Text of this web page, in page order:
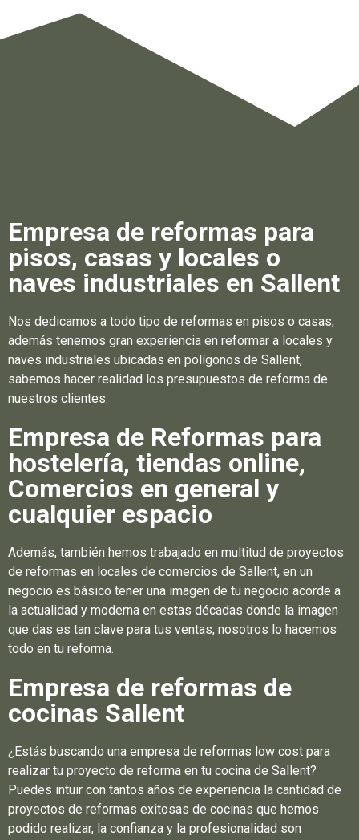
Empresa de reformas para
pisos, casas y locales o
naves industriales en Sallent
Nos dedicamos a todo tipo de reformas en pisos o casas,
además tenemos gran experiencia en reformar a locales y
naves industriales ubicadas en polígonos de Sallent,
sabemos hacer realidad los presupuestos de reforma de
nuestros clientes.
Empresa de Reformas para
hostelería, tiendas online,
Comercios en general y
cualquier espacio
Además, también hemos trabajado en multitud de proyectos
de reformas en locales de comercios de Sallent, en un
negocio es básico tener una imagen de tu negocio acorde a
la actualidad y moderna en estas décadas donde la imagen
que das es tan clave para tus ventas, nosotros lo hacemos
todo en tu reforma.
Empresa de reformas de
cocinas Sallent
¿Estás buscando una empresa de reformas low cost para
realizar tu proyecto de reforma en tu cocina de Sallent?
Puedes intuir con tantos años de experiencia la cantidad de
proyectos de reformas exitosas de cocinas que hemos
podido realizar, la confianza y la profesionalidad son